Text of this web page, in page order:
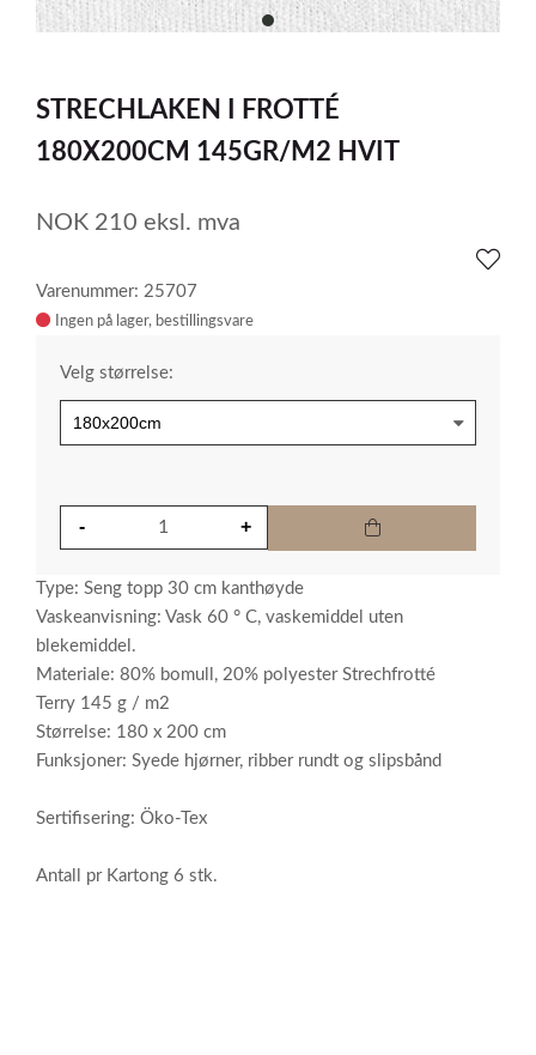
item
of
1
STRECHLAKEN I FROTTÉ
180X200CM 145GR/M2 HVIT
NOK 210 eksl. mva
Varenummer: 25707
Ingen på lager
Velg størrelse:
Type: Seng topp 30 cm kanthøyde
Vaskeanvisning: Vask 60 ° C, vaskemiddel uten
blekemiddel.
Materiale: 80% bomull, 20% polyester Strechfrotté
Terry 145 g / m2
Størrelse: 180 x 200 cm
Funksjoner: Syede hjørner, ribber rundt og slipsbånd
Sertifisering: Öko-Tex
Antall pr Kartong 6 stk.